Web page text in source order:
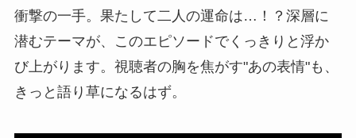
衝撃の一手。果たして二人の運命は…！？深層に
潜むテーマが、このエピソードでくっきりと浮か
び上がります。視聴者の胸を焦がす"あの表情"も、
きっと語り草になるはず。